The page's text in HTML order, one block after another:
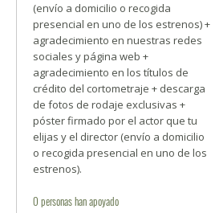
(envío a domicilio o recogida
presencial en uno de los estrenos) +
agradecimiento en nuestras redes
sociales y página web +
agradecimiento en los títulos de
crédito del cortometraje + descarga
de fotos de rodaje exclusivas +
póster firmado por el actor que tu
elijas y el director (envío a domicilio
o recogida presencial en uno de los
estrenos).
0 personashan apoyado